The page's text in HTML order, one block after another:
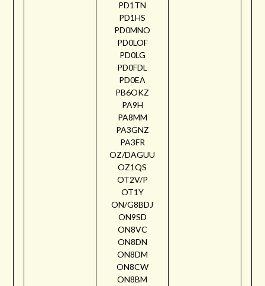
PD1TN
PD1HS
PD0MNO
PD0LOF
PD0LG
PD0FDL
PD0EA
PB6OKZ
PA9H
PA8MM
PA3GNZ
PA3FR
OZ/DAGUU
OZ1QS
OT2V/P
OT1Y
ON/G8BDJ
ON9SD
ON8VC
ON8DN
ON8DM
ON8CW
ON8BM